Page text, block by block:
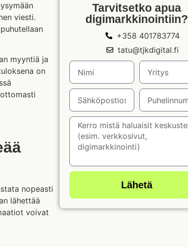
viesti.
myyntiä ja
on
nopeasti
lähettää
voivat
Tarvitsetko apua
digimarkkinointiin?
+358 401783774
tatu@tjkdigital.fi
Lähetä